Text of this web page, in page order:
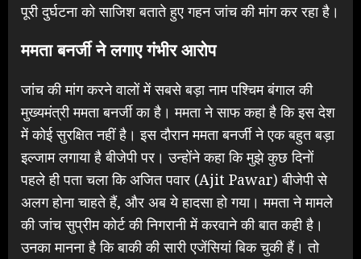
पूरी दुर्घटना को साजिश बताते हुए गहन जांच की मांग कर रहा है।
ममता बनर्जी ने लगाए गंभीर आरोप
जांच की मांग करने वालों में सबसे बड़ा नाम पश्चिम बंगाल की
मुख्यमंत्री ममता बनर्जी का है। ममता ने साफ कहा है कि इस देश
में कोई सुरक्षित नहीं है। इस दौरान ममता बनर्जी ने एक बहुत बड़ा
इल्जाम लगाया है बीजेपी पर। उन्होंने कहा कि मुझे कुछ दिनों
पहले ही पता चला कि अजित पवार (Ajit Pawar) बीजेपी से
अलग होना चाहते हैं, और अब ये हादसा हो गया। ममता ने मामले
की जांच सुप्रीम कोर्ट की निगरानी में करवाने की बात कही है।
उनका मानना है कि बाकी की सारी एजेंसियां बिक चुकी हैं। तो